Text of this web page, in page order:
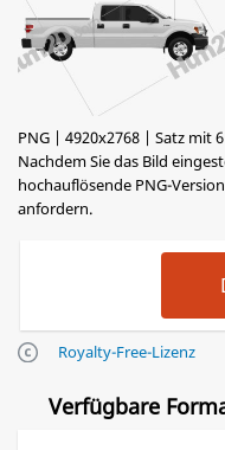
PNG | 4920x2768 | Satz mit
Nachdem Sie das Bild
hochauflösende PNG-
anfordern.
Royalty-Free-Lizenz
Verfügbare